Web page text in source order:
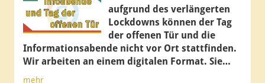
aufgrund des verlängerten
Lockdowns können der Tag
der offenen Tür und die
Informationsabende nicht vor Ort stattfinden.
Wir arbeiten an einem digitalen Format. Sie…
mehr